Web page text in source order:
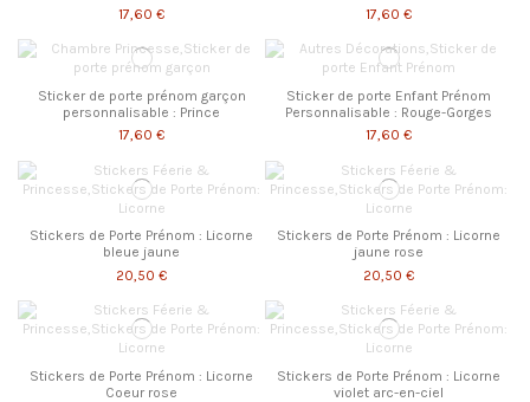
17,60 €
17,60 €
Sticker de porte prénom garçon
personnalisable : Prince
17,60 €
Sticker de porte Enfant Prénom
Personnalisable : Rouge-Gorges
17,60 €
Stickers de Porte Prénom : Licorne
bleue jaune
20,50 €
Stickers de Porte Prénom : Licorne
jaune rose
20,50 €
Stickers de Porte Prénom : Licorne
Coeur rose
Stickers de Porte Prénom : Licorne
violet arc-en-ciel